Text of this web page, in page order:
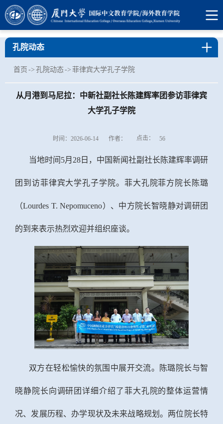
孔院动态
首页 -> 孔院动态-> 菲律宾大学孔子学院
从月港到马尼拉：中新社副社长陈建辉率团参访菲律宾
大学孔子学院
时间：2026-06-14 作者： 点击： 56
当地时间5月28日，中国新闻社副社长陈建辉率调研
团到访菲律宾大学孔子学院。菲大孔院菲方院长陈璐
（Lourdes T. Nepomuceno）、中方院长智晓静对调研团
的到来表示热烈欢迎并组织座谈。
双方在轻松愉快的氛围中展开交流。陈璐院长与智
晓静院长向调研团详细介绍了菲大孔院的整体运营情
况、发展历程、办学现状及未来战略规划。两位院长特